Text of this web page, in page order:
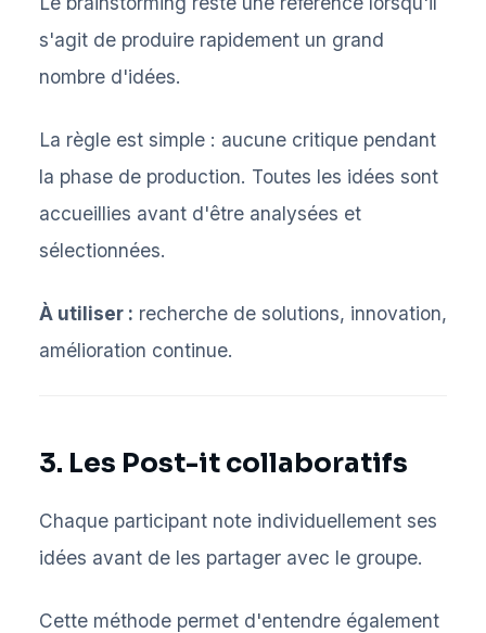
s'agit de produire rapidement un grand
nombre d'idées.
La règle est simple : aucune critique pendant
la phase de production. Toutes les idées sont
accueillies avant d'être analysées et
sélectionnées.
À utiliser : recherche de solutions, innovation,
amélioration continue.
3. Les Post-it collaboratifs
Chaque participant note individuellement ses
idées avant de les partager avec le groupe.
Cette méthode permet d'entendre également